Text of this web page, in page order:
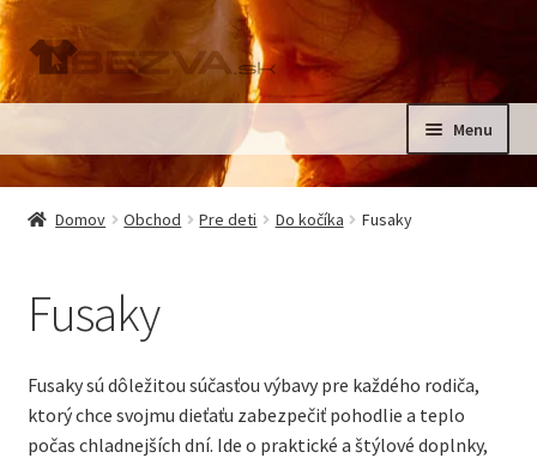
Preskočiť
na
navigáciu
Preskočiť
na
obsah
Menu
Domov
Do izbičky
Do kočíka
Deky do kočíka
Domov Obchod Pre deti Do kočíka Fusaky
Fusaky
Fusaky sú dôležitou súčasťou výbavy pre každého rodiča,
ktorý chce svojmu dieťaťu zabezpečiť pohodlie a teplo
počas chladnejších dní. Ide o praktické a štýlové doplnky,